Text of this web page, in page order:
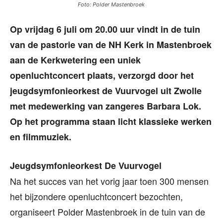
Foto: Polder Mastenbroek
Op vrijdag 6 juli om 20.00 uur vindt in de tuin
van de pastorie van de NH Kerk in Mastenbroek
aan de Kerkwetering een uniek
openluchtconcert plaats, verzorgd door het
jeugdsymfonieorkest de Vuurvogel uit Zwolle
met medewerking van zangeres Barbara Lok.
Op het programma staan licht klassieke werken
en filmmuziek.
Jeugdsymfonieorkest De Vuurvogel
Na het succes van het vorig jaar toen 300 mensen
het bijzondere openluchtconcert bezochten,
organiseert Polder Mastenbroek in de tuin van de